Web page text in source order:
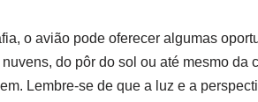
o avião pode oferecer algumas
do pôr do sol ou até mesmo
Lembre-se de que a luz e a